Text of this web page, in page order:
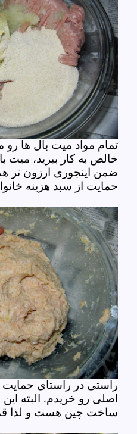
تمام مواد میت بال ها
خالص به کار ببرید،
ضمن اینجوری ارزون تر
حمایت از سبد هزینه
راستی در راستای حمایت
اصلی رو خریدم. البته
ساخت چین هست و لذا